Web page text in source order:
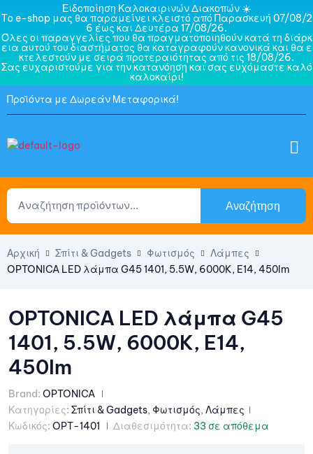
Ειδοποίηση Καλοκαιρινών Διακοπών ☀️
Το e-shop μας θα παραμείνει κλειστό από Παρασκευή 07/08/2
6 έως και Δευτέρα 17/08/26.
Όλες οι παραγγελίες που θα πραγματοποιηθούν κατά τη διάρκ
εια αυτού του διαστήματος θα καταγραφούν κανονικά και θα ε
κτελεστούν με σειρά προτεραιότητας από τις 18/08/26.
Σας ευχαριστούμε για την κατανόηση και σας ευχόμαστε καλό
καλοκαίρι!
Προϊόντα με Δωρεάν Μεταφορικά!
Αναζήτηση
Αρχική Σπίτι & Gadgets Φωτισμός
Λάμπες
OPTONICA LED λάμπα G45 1401, 5.5W, 6000K, E14, 450lm
OPTONICA LED λάμπα G45
1401, 5.5W, 6000K, E14,
450lm
Brand: OPTONICA
Κατηγορίες: Σπίτι & Gadgets, Φωτισμός, Λάμπες
Κωδικός: OPT-1401 Διαθεσιμότητα: 33 σε απόθεμα